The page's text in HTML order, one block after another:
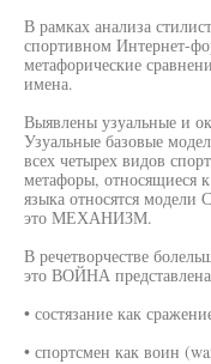
В рамках анализа
спортивном Интернет-
метафорические
имена.
Выявлены узуальные и
Узуальные базовые
всех четырех видов
метафоры, относящиеся
языка относятся
это МЕХАНИЗМ.
В речетворчестве
это ВОЙНА
• состязание как
• спортсмен как воин